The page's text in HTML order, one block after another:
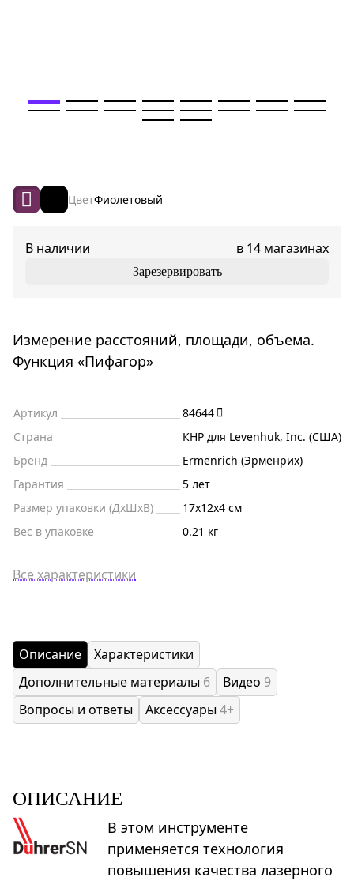
Измерение расстояний, площади, объема.
Функция «Пифагор»
ЦветФиолетовый
В наличии в 14 магазинах
Зарезервировать
Артикул
84644
Страна
КНР для Levenhuk, Inc. (США)
Бренд
Ermenrich (Эрменрих)
Гарантия
5 лет
Размер упаковки (ДxШxВ)
17x12x4 см
Вес в упаковке
0.21 кг
Все характеристики
Описание
Характеристики
Дополнительные материалы 6 Видео 9
Вопросы и ответы
Аксессуары4+
ОПИСАНИЕ
В этом инструменте
применяется технология
повышения качества лазерного